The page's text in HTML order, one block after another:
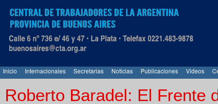
Inicio Internacionales Secretarias Noticias Publicaciones Videos
Roberto Baradel: El Frente